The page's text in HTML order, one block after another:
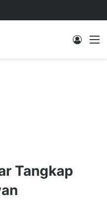
Log In
Tangkap